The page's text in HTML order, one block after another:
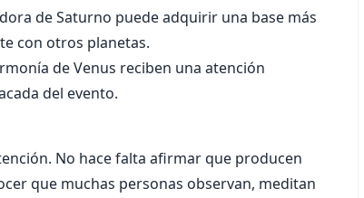
de Saturno puede adquirir una base más
con otros planetas.
de Venus reciben una atención
del evento.
No hace falta afirmar que producen
que muchas personas observan, meditan